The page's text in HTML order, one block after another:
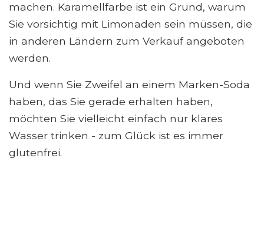
machen. Karamellfarbe ist ein Grund, warum
Sie vorsichtig mit Limonaden sein müssen, die
in anderen Ländern zum Verkauf angeboten
werden.
Und wenn Sie Zweifel an einem Marken-Soda
haben, das Sie gerade erhalten haben,
möchten Sie vielleicht einfach nur klares
Wasser trinken - zum Glück ist es immer
glutenfrei.